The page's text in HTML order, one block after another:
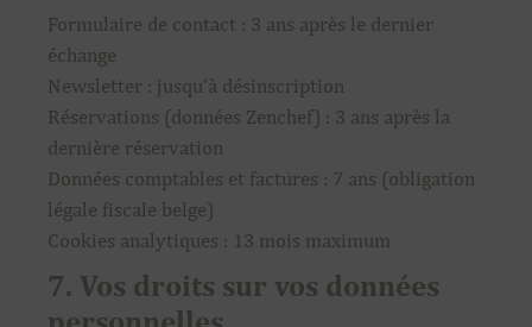
Formulaire de contact : 3 ans après le dernier
échange
Newsletter : jusqu’à désinscription
Réservations (données Zenchef) : 3 ans après la
dernière réservation
Données comptables et factures : 7 ans (obligation
légale fiscale belge)
Cookies analytiques : 13 mois maximum
7. Vos droits sur vos données